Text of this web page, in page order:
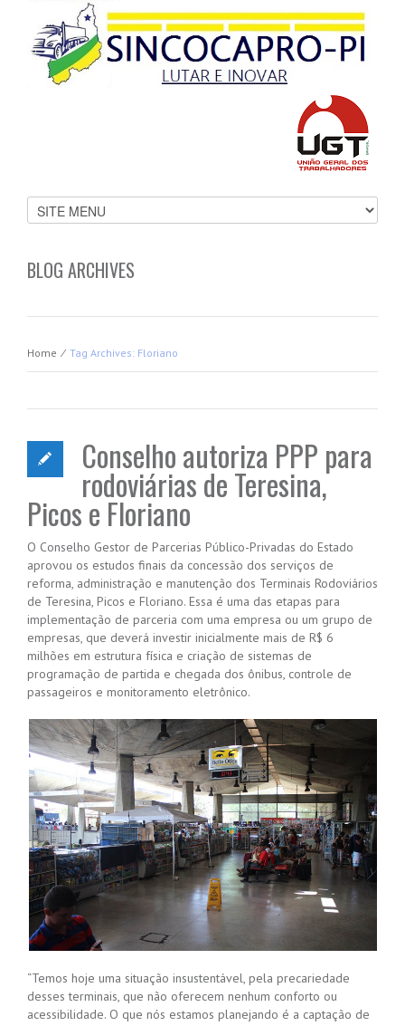
BLOG ARCHIVES
Home ⁄ Tag Archives: Floriano
Conselho autoriza PPP para
rodoviárias de Teresina,
Picos e Floriano
O Conselho Gestor de Parcerias Público-Privadas do Estado
aprovou os estudos finais da concessão dos serviços de
reforma, administração e manutenção dos Terminais Rodoviários
de Teresina, Picos e Floriano. Essa é uma das etapas para
implementação de parceria com uma empresa ou um grupo de
empresas, que deverá investir inicialmente mais de R$ 6
milhões em estrutura física e criação de sistemas de
programação de partida e chegada dos ônibus, controle de
passageiros e monitoramento eletrônico.
“Temos hoje uma situação insustentável, pela precariedade
desses terminais, que não oferecem nenhum conforto ou
acessibilidade. O que nós estamos planejando é a captação de